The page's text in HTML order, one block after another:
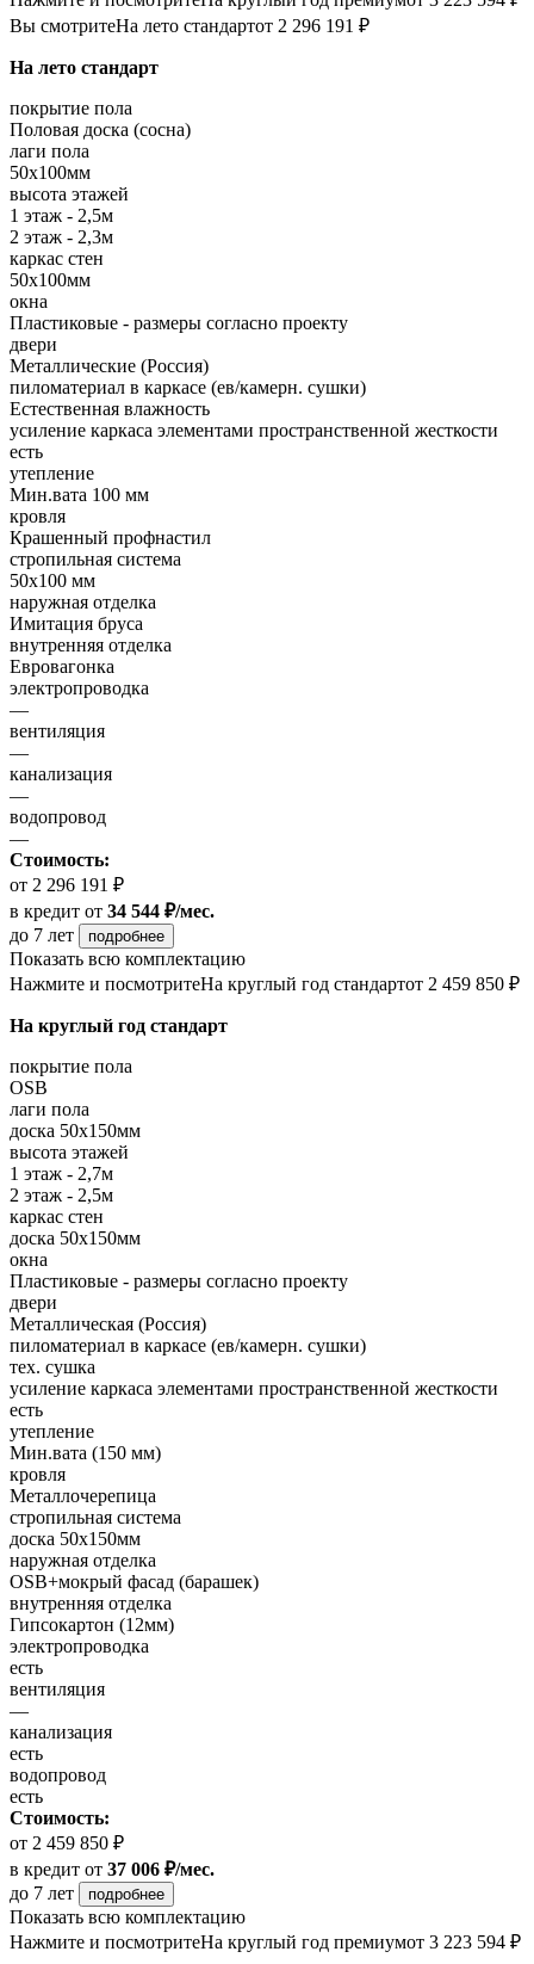
Вы смотритеНа лето стандартот 2 296 191 ₽
На лето стандарт
покрытие пола
Половая доска (сосна)
лаги пола
50х100мм
высота этажей
1 этаж - 2,5м
2 этаж - 2,3м
каркас стен
50х100мм
окна
Пластиковые - размеры согласно проекту
двери
Металлические (Россия)
пиломатериал в каркасе (ев/камерн. сушки)
Естественная влажность
усиление каркаса элементами пространственной жесткости
есть
утепление
Мин.вата 100 мм
кровля
Крашенный профнастил
стропильная система
50х100 мм
наружная отделка
Имитация бруса
внутренняя отделка
Евровагонка
электропроводка
—
вентиляция
—
канализация
—
водопровод
—
Стоимость:
от 2 296 191 ₽
в кредит от 34 544 ₽/мес.
до 7 лет
подробнее
Показать всю комплектацию
Нажмите и посмотритеНа круглый год стандартот 2 459 850 ₽
На круглый год стандарт
покрытие пола
OSB
лаги пола
доска 50х150мм
высота этажей
1 этаж - 2,7м
2 этаж - 2,5м
каркас стен
доска 50х150мм
окна
Пластиковые - размеры согласно проекту
двери
Металлическая (Россия)
пиломатериал в каркасе (ев/камерн. сушки)
тех. сушка
усиление каркаса элементами пространственной жесткости
есть
утепление
Мин.вата (150 мм)
кровля
Металлочерепица
стропильная система
доска 50х150мм
наружная отделка
OSB+мокрый фасад (барашек)
внутренняя отделка
Гипсокартон (12мм)
электропроводка
есть
вентиляция
—
канализация
есть
водопровод
есть
Стоимость:
от 2 459 850 ₽
в кредит от 37 006 ₽/мес.
до 7 лет
подробнее
Показать всю комплектацию
Нажмите и посмотритеНа круглый год премиумот 3 223 594 ₽